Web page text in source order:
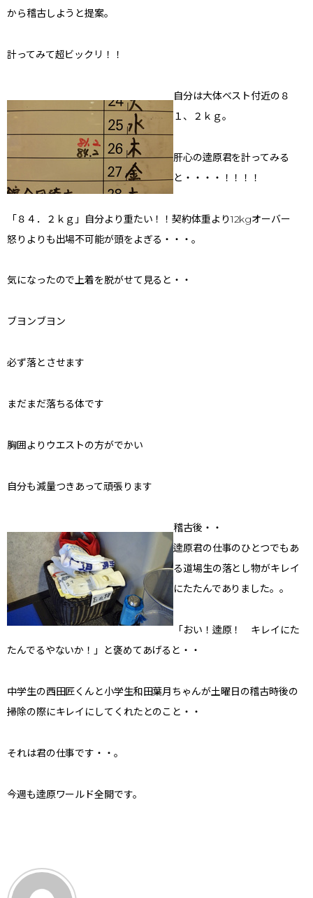
から稽古しようと提案。
計ってみて超ビックリ！！
自分は大体ベスト付近の８
１、２ｋｇ。
肝心の逵原君を計ってみる
と・・・・！！！！
「８４．２ｋｇ」自分より重たい！！契約体重より12kgオーバー
怒りよりも出場不可能が頭をよぎる・・・。
気になったので上着を脱がせて見ると・・
ブヨンブヨン
必ず落とさせます
まだまだ落ちる体です
胸囲よりウエストの方がでかい
自分も減量つきあって頑張ります
稽古後・・
逵原君の仕事のひとつでもあ
る道場生の落とし物がキレイ
にたたんでありました。。
「おい！逵原！ キレイにた
たんでるやないか！」と褒めてあげると・・
中学生の西田匠くんと小学生和田葉月ちゃんが土曜日の稽古時後の
掃除の際にキレイにしてくれたとのこと・・
それは君の仕事です・・。
今週も逵原ワールド全開です。